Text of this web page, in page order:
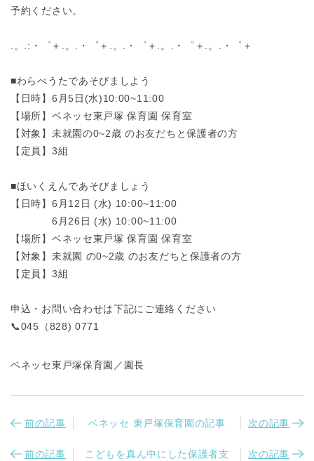
予約ください。
.。.:・゜＋.。.・゜＋.。.・゜＋.。.・゜＋.。.・゜＋
■わらべうたであそびましよう
【日時】6月5日(水)10:00~11:00
【場所】ベネッセ東戸塚 保育園 保育室
【対象】未就園の0~2歳 のお友だちと保護者の方
【定員】3組
■ほいくえんであそびましょう
【日時】6月12日 (水) 10:00~11:00
6月26日 (水) 10:00~11:00
【場所】ベネッセ東戸塚 保育園 保育室
【対象】未就園 の0~2歳 のお友だちと保護者の方
【定員】3組
申込・お問い合わせは下記にご連絡ください
📞045（828) 0771
ベネッセ東戸塚保育園／園長
前の記事 ベネッセ 東戸塚保育園の記事 次の記事
前の記事
こどもを真ん中にした保護者支
次の記事